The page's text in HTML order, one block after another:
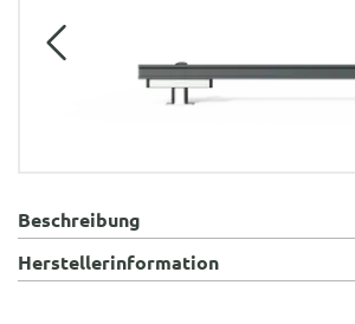
Beschreibung
Herstellerinformation